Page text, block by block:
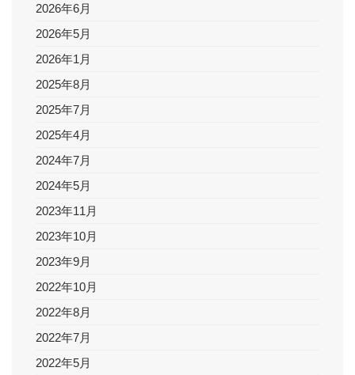
2026年6月
2026年5月
2026年1月
2025年8月
2025年7月
2025年4月
2024年7月
2024年5月
2023年11月
2023年10月
2023年9月
2022年10月
2022年8月
2022年7月
2022年5月